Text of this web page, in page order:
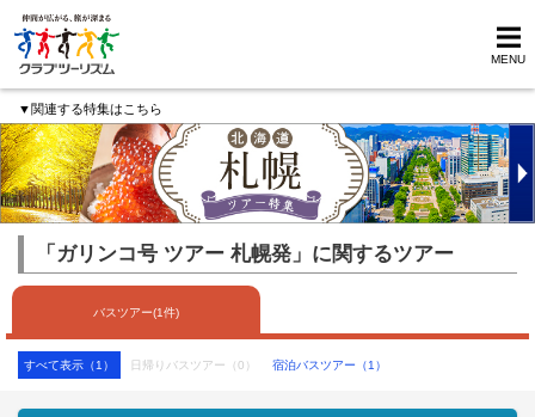
MENU
▼関連する特集はこちら
「ガリンコ号 ツアー 札幌発」に関するツアー
バスツアー(1件)
すべて表示（1） 日帰りバスツアー（0） 宿泊バスツアー（1）